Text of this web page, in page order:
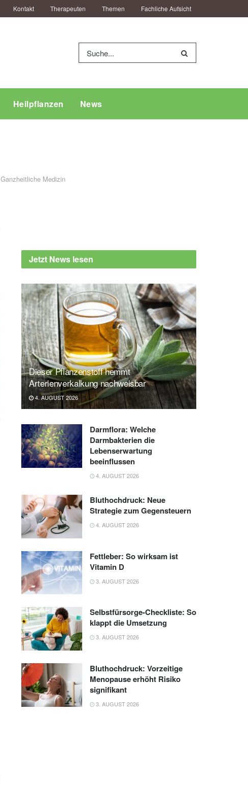
Kontakt Therapeuten Themen Fachliche Aufsicht
Heilpflanzen News
Ganzheitliche Medizin
Jetzt News lesen
Dieser Pflanzenstoff hemmt
Arterienverkalkung nachweisbar
4. AUGUST 2026
Darmflora: Welche
Darmbakterien die
Lebenserwartung
beeinflussen
4. AUGUST 2026
Bluthochdruck: Neue
Strategie zum Gegensteuern
4. AUGUST 2026
Fettleber: So wirksam ist
Vitamin D
3. AUGUST 2026
Selbstfürsorge-Checkliste: So
klappt die Umsetzung
3. AUGUST 2026
Bluthochdruck: Vorzeitige
Menopause erhöht Risiko
signifikant
3. AUGUST 2026